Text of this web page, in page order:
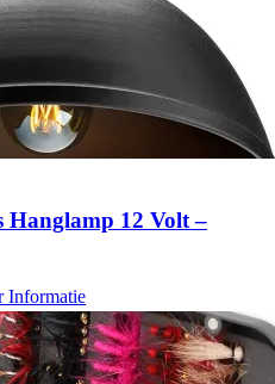
Hanglamp 12 Volt –
Informatie